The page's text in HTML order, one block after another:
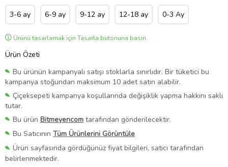
3-6 ay 6-9 ay 9-12 ay 12-18 ay 0-3 Ay
Ürünü tasarlamak için Tasarla butonuna basın.
Ürün Özeti
Bu ürünün kampanyalı satışı stoklarla sınırlıdır. Bir tüketici bu
kampanya stoğundan maksimum 10 adet satın alabilir.
Çiçeksepeti kampanya koşullarında değişiklik yapma hakkını saklı
tutar.
Bu ürün Bitmeyencom tarafından gönderilecektir.
Bu Satıcının Tüm Ürünlerini Görüntüle
Ürün sayfasında gördüğünüz fiyat bilgileri, satıcı tarafından
belirlenmektedir.